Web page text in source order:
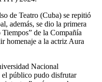
de Teatro (Cuba) se repitió
además, se dio la primera
de la Compañía
homenaje a la actriz Aura
Nacional
el público pudo disfrutar